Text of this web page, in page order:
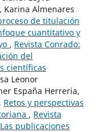
Karina Almenares
de titulación
cuantitativo y
, Revista Conrado:
del
científicas
Leonor
España Herreria,
Retos y perspectivas
, Revista
publicaciones